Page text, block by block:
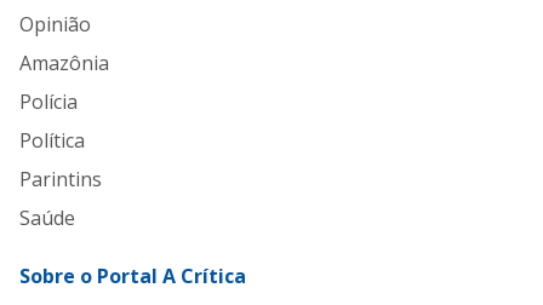
Opinião
Amazônia
Polícia
Política
Parintins
Saúde
Sobre o Portal A Crítica